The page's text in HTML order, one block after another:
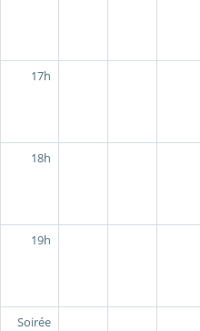
17h
18h
19h
Soirée